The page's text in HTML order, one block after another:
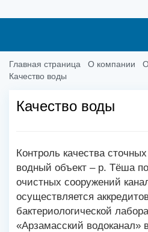
Главная страница О компании
Качество воды
Качество воды
Контроль качества
водный объект – р. Тёша
очистных сооружений
осуществляется
бактериологической
«Арзамасский водоканал»